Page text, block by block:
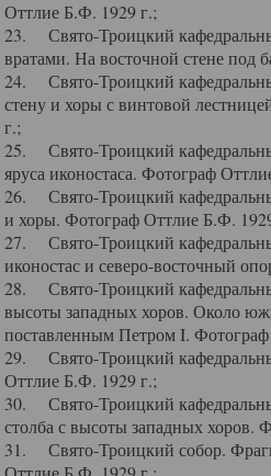
Оттлие Б.Ф. 1929 г.;
23. Свято-Троицкий
вратами. На восточной стене под
24. Свято-Троицкий
стену и хоры с винтовой
г.;
25. Свято-Троицкий
яруса иконостаса. Фотограф
26. Свято-Троицкий
и хоры. Фотограф Оттлие Б.Ф.
27. Свято-Троицкий
иконостас и северо-восточный
28. Свято-Троицкий
высоты западных хоров. Около
поставленным Петром I.
29. Свято-Троицкий
Оттлие Б.Ф. 1929 г.;
30. Свято-Троицкий
столба с высоты западных хоров.
31. Свято-Троицкий собор.